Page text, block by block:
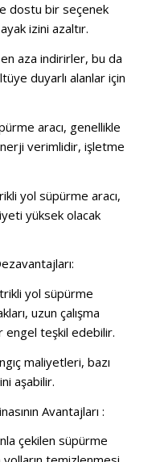
dostu bir seçenek
izini azaltır.
en aza indirirler, bu da
duyarlı alanlar için
aracı, genellikle
verimlidir, işletme
yol süpürme aracı,
yüksek olacak
yol süpürme
uzun çalışma
engel teşkil edebilir.
​​maliyetleri, bazı
aşabilir.
Avantajları :
çekilen süpürme